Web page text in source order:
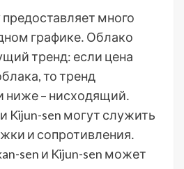
много
графике․ Облако
тренд: если цена
то тренд
ниже – нисходящий․
Kijun-sen могут служить
и сопротивления․
sen и Kijun-sen может